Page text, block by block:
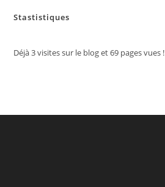
Stastistiques
Déjà3visites sur le blog et69 pages vues !